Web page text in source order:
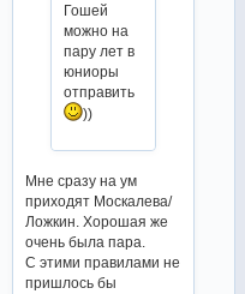
Гошей
можно на
пару лет в
юниоры
отправить
))
Мне сразу на ум
приходят Москалева/
Ложкин. Хорошая же
очень была пара.
С этими правилами не
пришлось бы